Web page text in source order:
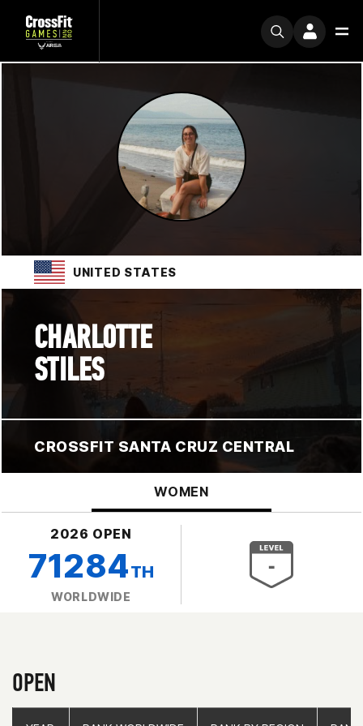
UNITED STATES
CHARLOTTE
STILES
CROSSFIT SANTA CRUZ CENTRAL
WOMEN
2026 OPEN
71284TH
WORLDWIDE
OPEN